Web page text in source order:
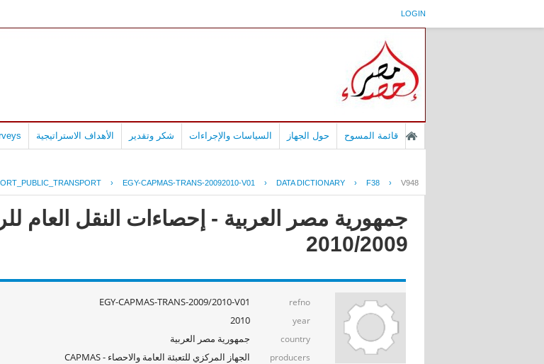
LOGIN
قائمة المسوح حول الجهاز السياسات والإجراءات شكر وتقدير الأهداف الاستراتيجية
› EGY-CAPMAS-TRANS-20092010-V01 › DATA DICTIONARY › F38 › V948
جمهورية مصر العربية - إحصاءات النقل العام
2010/2009
refno
EGY-CAPMAS-TRANS-2009/2010-V01
year
2010
country جمهورية مصر العربية
producers الجهاز المركزي للتعبئة العامة والاحصاء - CAPMAS